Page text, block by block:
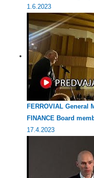
1.6.2023
FERROVIAL General
FINANCE Board
17.4.2023